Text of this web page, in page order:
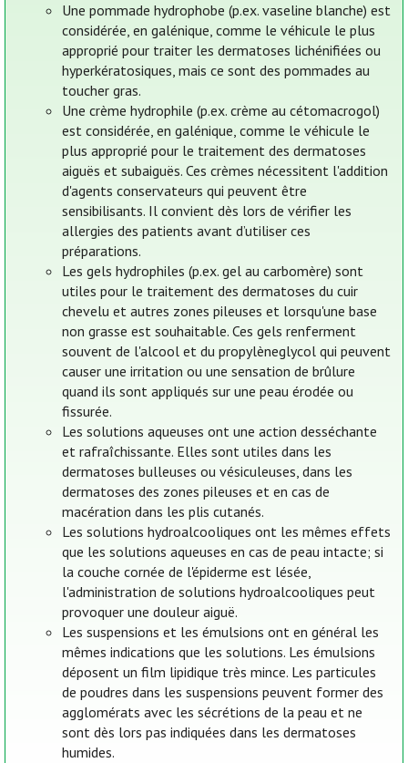
Une pommade hydrophobe (p.ex. vaseline blanche) est
considérée, en galénique, comme le véhicule le plus
approprié pour traiter les dermatoses lichénifiées ou
hyperkératosiques, mais ce sont des pommades au
toucher gras.
Une crème hydrophile (p.ex. crème au cétomacrogol)
est considérée, en galénique, comme le véhicule le
plus approprié pour le traitement des dermatoses
aiguës et subaiguës. Ces crèmes nécessitent l'addition
d'agents conservateurs qui peuvent être
sensibilisants. Il convient dès lors de vérifier les
allergies des patients avant d’utiliser ces
préparations.
Les gels hydrophiles (p.ex. gel au carbomère) sont
utiles pour le traitement des dermatoses du cuir
chevelu et autres zones pileuses et lorsqu'une base
non grasse est souhaitable. Ces gels renferment
souvent de l'alcool et du propylèneglycol qui peuvent
causer une irritation ou une sensation de brûlure
quand ils sont appliqués sur une peau érodée ou
fissurée.
Les solutions aqueuses ont une action desséchante
et rafraîchissante. Elles sont utiles dans les
dermatoses bulleuses ou vésiculeuses, dans les
dermatoses des zones pileuses et en cas de
macération dans les plis cutanés.
Les solutions hydroalcooliques ont les mêmes effets
que les solutions aqueuses en cas de peau intacte; si
la couche cornée de l'épiderme est lésée,
l'administration de solutions hydroalcooliques peut
provoquer une douleur aiguë.
Les suspensions et les émulsions ont en général les
mêmes indications que les solutions. Les émulsions
déposent un film lipidique très mince. Les particules
de poudres dans les suspensions peuvent former des
agglomérats avec les sécrétions de la peau et ne
sont dès lors pas indiquées dans les dermatoses
humides.